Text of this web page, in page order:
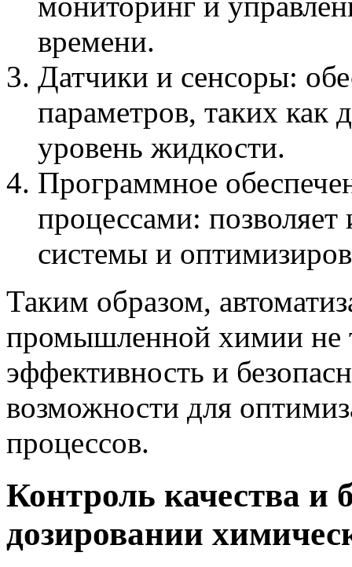
времени.
Датчики и сенсоры:
параметров, таких как
уровень жидкости.
Программное
процессами: позволяет
системы и
Таким образом,
промышленной химии не
эффективность и
возможности для
процессов.
Контроль качества и
дозировании